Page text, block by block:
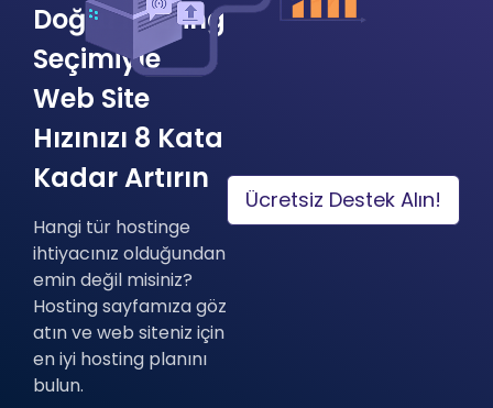
Doğru Hosting
Seçimiyle
Web Site
Hızınızı 8 Kata
Kadar Artırın
Hangi tür hostinge
ihtiyacınız olduğundan
emin değil misiniz?
Hosting sayfamıza göz
atın ve web siteniz için
en iyi hosting planını
bulun.
Ücretsiz Destek Alın!